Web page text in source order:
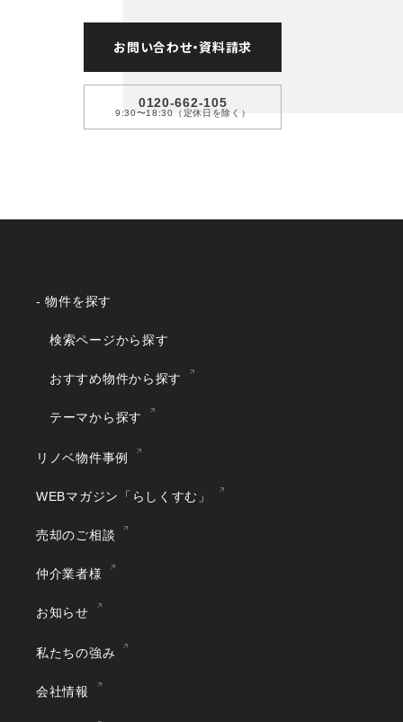
お問い合わせ・資料請求
0120-662-105
9:30〜18:30（定休日を除く）
- 物件を探す
検索ページから探す
おすすめ物件から探す
テーマから探す
リノベ物件事例
WEBマガジン「らしくすむ」
売却のご相談
仲介業者様
お知らせ
私たちの強み
会社情報